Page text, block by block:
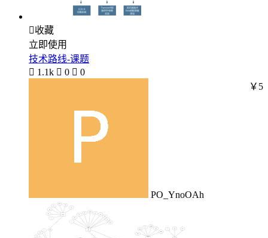
收藏
立即使用
技术路线-课题
 1.1k  0  0
PO_YnoOAh
￥5